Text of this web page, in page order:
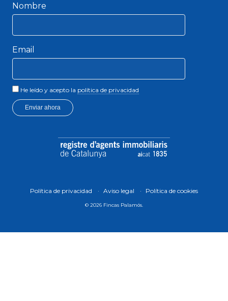
Nombre
Email
He leído y acepto la política de privacidad
Enviar ahora
Política de privacidad Aviso legal Política de cookies
© 2026 Fincas Palamós.